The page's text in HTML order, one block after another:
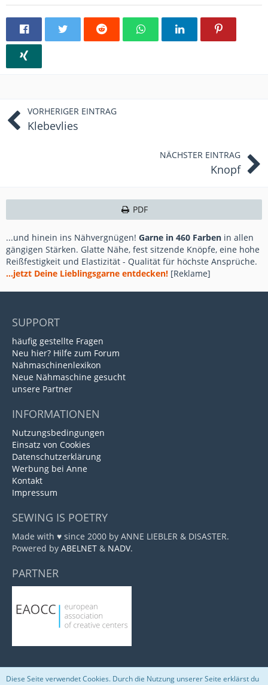
VORHERIGER EINTRAG
Klebevlies
NÄCHSTER EINTRAG
Knopf
PDF
...und hinein ins Nähvergnügen! Garne in 460 Farben in allen
gängigen Stärken. Glatte Nähe, fest sitzende Knöpfe, eine hohe
Reißfestigkeit und Elastizität - Qualität für höchste Ansprüche.
...jetzt Deine Lieblingsgarne entdecken! [Reklame]
SUPPORT
häufig gestellte Fragen
Neu hier? Hilfe zum Forum
Nähmaschinenlexikon
Neue Nähmaschine gesucht
unsere Partner
INFORMATIONEN
Nutzungsbedingungen
Einsatz von Cookies
Datenschutzerklärung
Werbung bei Anne
Kontakt
Impressum
SEWING IS POETRY
Made with ♥ since 2000 by ANNE LIEBLER & DISASTER.
Powered by ABELNET & NADV.
PARTNER
Diese Seite verwendet Cookies. Durch die Nutzung unserer Seite erklärst du